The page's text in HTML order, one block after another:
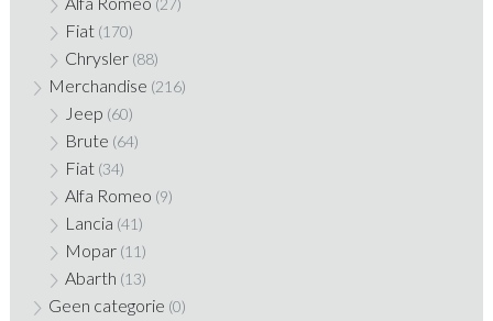
(27)
Fiat (170)
Chrysler (88)
Merchandise (216)
Jeep (60)
Brute (64)
Fiat (34)
Alfa Romeo (9)
Lancia (41)
Mopar (11)
Abarth (13)
Geen categorie (0)